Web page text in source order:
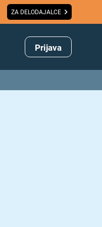
ZA DELODAJALCE
Prijava